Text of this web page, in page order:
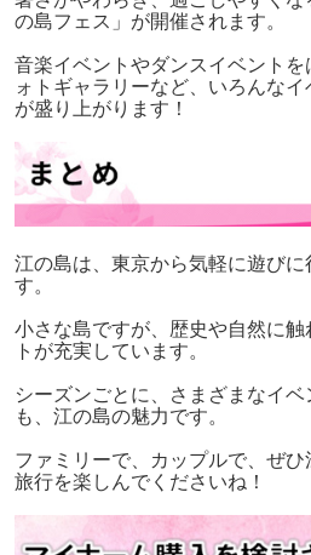
の島フェス」が開催されます。
音楽イベントやダンスイベント
ォトギャラリーなど、いろんな
が盛り上がります！
江の島は、東京から気軽に遊び
す。
小さな島ですが、歴史や自然に
トが充実しています。
シーズンごとに、さまざまなイ
も、江の島の魅力です。
ファミリーで、カップルで、ぜ
旅行を楽しんでくださいね！